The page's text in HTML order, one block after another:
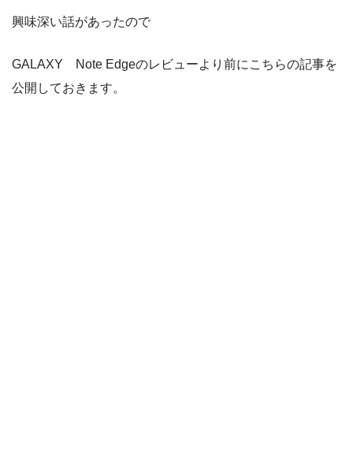
興味深い話があったので
GALAXY Note Edgeのレビューより前にこちらの記事を
公開しておきます。